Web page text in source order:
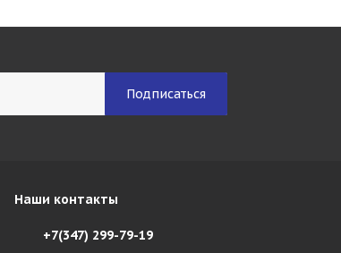
Наши контакты
+7(347) 299-79-19